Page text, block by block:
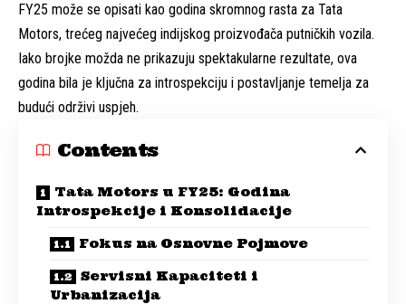
FY25 može se opisati kao godina skromnog rasta za Tata
Motors, trećeg najvećeg indijskog proizvođača putničkih vozila.
Iako brojke možda ne prikazuju spektakularne rezultate, ova
godina bila je ključna za introspekciju i postavljanje temelja za
budući održivi uspjeh.
Contents
Tata Motors u FY25: Godina
Introspekcije i Konsolidacije
Fokus na Osnovne Pojmove
Servisni Kapaciteti i
Urbanizacija